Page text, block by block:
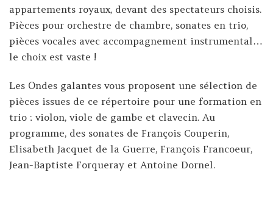
appartements royaux, devant des spectateurs choisis.
Pièces pour orchestre de chambre, sonates en trio,
pièces vocales avec accompagnement instrumental…
le choix est vaste !
Les Ondes galantes vous proposent une sélection de
pièces issues de ce répertoire pour une formation en
trio : violon, viole de gambe et clavecin. Au
programme, des sonates de François Couperin,
Elisabeth Jacquet de la Guerre, François Francoeur,
Jean-Baptiste Forqueray et Antoine Dornel.